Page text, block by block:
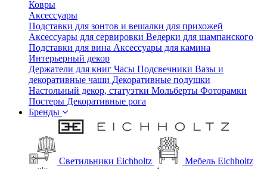
Ковры
Аксессуары
Подставки для зонтов и вешалки для прихожей
Аксессуары для сервировки Ведерки для шампанского
Подставки для вина Аксессуары для камина
Интерьерный декор
Держатели для книг Часы Подсвечники Вазы и
декоративные чаши Декоративные подушки
Настольный декор, статуэтки Мольберты Фоторамки
Постеры Декоративные рога
Бренды
Светильники Eichholtz Мебель Eichholtz